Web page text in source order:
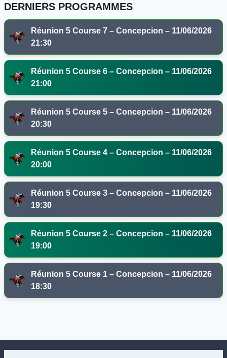
DERNIERS PROGRAMMES
Réunion 5 Course 7 – Concepcion – 11/06/2026
21:30
Réunion 5 Course 6 – Concepcion – 11/06/2026
21:00
Réunion 5 Course 5 – Concepcion – 11/06/2026
20:30
Réunion 5 Course 4 – Concepcion – 11/06/2026
20:00
Réunion 5 Course 3 – Concepcion – 11/06/2026
19:30
Réunion 5 Course 2 – Concepcion – 11/06/2026
19:00
Réunion 5 Course 1 – Concepcion – 11/06/2026
18:30